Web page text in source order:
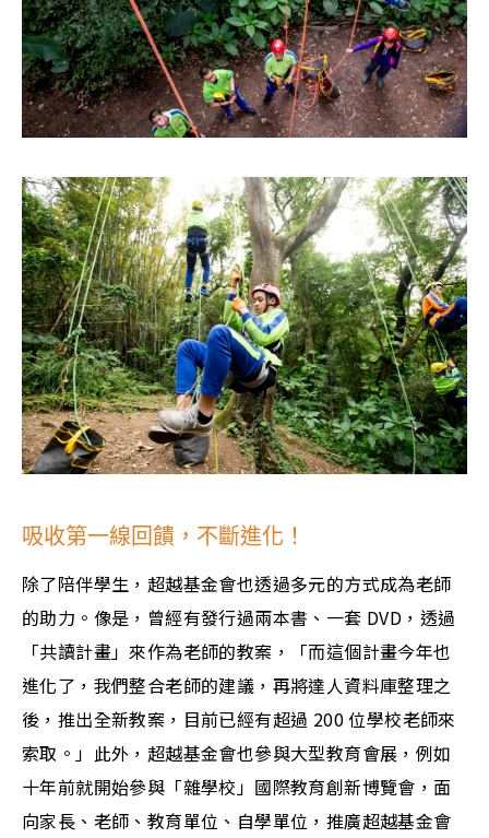
吸收第一線回饋，不斷進化！
除了陪伴學生，超越基金會也透過多元的方式成為老師
的助力。像是，曾經有發行過兩本書、一套 DVD，透過
「共讀計畫」來作為老師的教案，「而這個計畫今年也
進化了，我們整合老師的建議，再將達人資料庫整理之
後，推出全新教案，目前已經有超過 200 位學校老師來
索取。」此外，超越基金會也參與大型教育會展，例如
十年前就開始參與「雜學校」國際教育創新博覽會，面
向家長、老師、教育單位、自學單位，推廣超越基金會